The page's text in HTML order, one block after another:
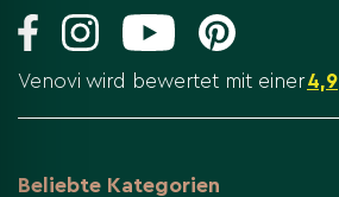
Venovi wird bewertet mit einer4,9
Beliebte Kategorien